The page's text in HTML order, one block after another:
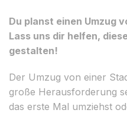
Du planst einen Umzug
Lass uns dir helfen,
gestalten!
Der Umzug von einer
große Herausforderung
das erste Mal umziehst